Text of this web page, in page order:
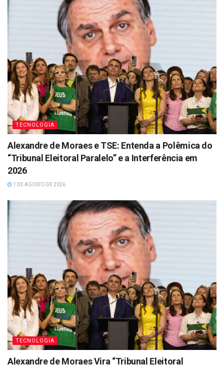
TECNOLOGIA
Alexandre de Moraes e TSE: Entenda a Polêmica do
“Tribunal Eleitoral Paralelo” e a Interferência em
2026
1 DE AGOSTO DE 2026
TECNOLOGIA
Alexandre de Moraes Vira “Tribunal Eleitoral